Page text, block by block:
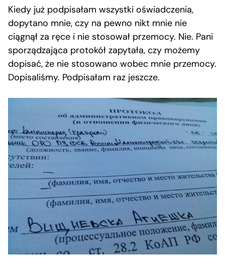
Kiedy już podpisałam wszystki oświadczenia,
dopytano mnie, czy na pewno nikt mnie nie
ciągnął za ręce i nie stosował przemocy. Nie. Pani
sporządzająca protokół zapytała, czy możemy
dopisać, że nie stosowano wobec mnie przemocy.
Dopisaliśmy. Podpisałam raz jeszcze.